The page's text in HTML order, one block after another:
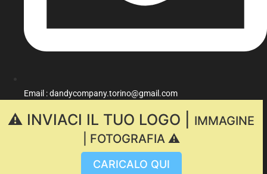
Email : dandycompany.torino@gmail.com
⚠️ INVIACI IL TUO LOGO |
IMMAGINE
| FOTOGRAFIA ⚠️
CARICALO QUI